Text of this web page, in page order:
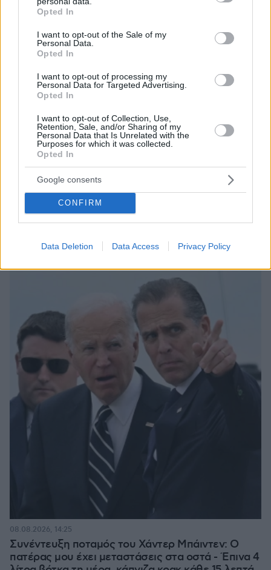
grant or deny consent to Google and its third-party tags to
use your data for below specified purposes in below Google
consent section.
Opted In
I want to opt-out of the Sale of my
Personal Data.
Opted In
I want to opt-out of processing my
Personal Data for Targeted Advertising.
Opted In
I want to opt-out of Collection, Use,
Retention, Sale, and/or Sharing of my
Personal Data that Is Unrelated with the
Purposes for which it was collected.
Opted In
Google consents
CONFIRM
Data Deletion Data Access Privacy Policy
Από τη Μόρια στον γάμο, τη ΜΚΟ και την
κατηγορία για φόνο: Η σκοτεινή διαδρομή του
26χρονου Αφγανού που σκότωσε τη Βρετανίδα
08.08.2026, 12:18
Συνέντευξη ποταμός του Χάντερ Μπάιντεν: Ο
πατέρας μου έχει μεταστάσεις στα οστά - Έπινα 4
08.08.2026, 14:25